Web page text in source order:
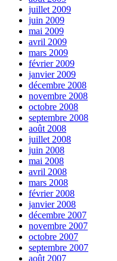
juillet 2009
juin 2009
mai 2009
avril 2009
mars 2009
février 2009
janvier 2009
décembre 2008
novembre 2008
octobre 2008
septembre 2008
août 2008
juillet 2008
juin 2008
mai 2008
avril 2008
mars 2008
février 2008
janvier 2008
décembre 2007
novembre 2007
octobre 2007
septembre 2007
août 2007